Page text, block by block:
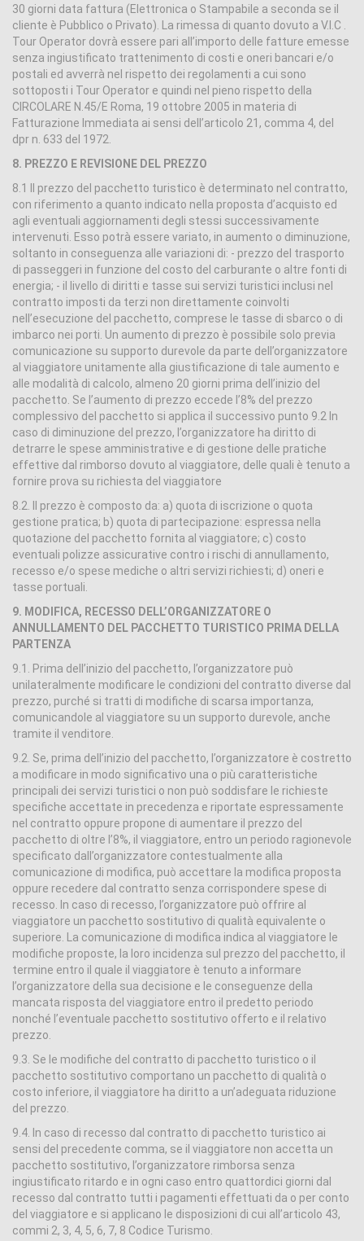
30 giorni data fattura (Elettronica o Stampabile a seconda se il
cliente è Pubblico o Privato). La rimessa di quanto dovuto a V.I.C .
Tour Operator dovrà essere pari all’importo delle fatture emesse
senza ingiustificato trattenimento di costi e oneri bancari e/o
postali ed avverrà nel rispetto dei regolamenti a cui sono
sottoposti i Tour Operator e quindi nel pieno rispetto della
CIRCOLARE N.45/E Roma, 19 ottobre 2005 in materia di
Fatturazione Immediata ai sensi dell’articolo 21, comma 4, del
dpr n. 633 del 1972.
8. PREZZO E REVISIONE DEL PREZZO
8.1 Il prezzo del pacchetto turistico è determinato nel contratto,
con riferimento a quanto indicato nella proposta d’acquisto ed
agli eventuali aggiornamenti degli stessi successivamente
intervenuti. Esso potrà essere variato, in aumento o diminuzione,
soltanto in conseguenza alle variazioni di: - prezzo del trasporto
di passeggeri in funzione del costo del carburante o altre fonti di
energia; - il livello di diritti e tasse sui servizi turistici inclusi nel
contratto imposti da terzi non direttamente coinvolti
nell’esecuzione del pacchetto, comprese le tasse di sbarco o di
imbarco nei porti. Un aumento di prezzo è possibile solo previa
comunicazione su supporto durevole da parte dell’organizzatore
al viaggiatore unitamente alla giustificazione di tale aumento e
alle modalità di calcolo, almeno 20 giorni prima dell’inizio del
pacchetto. Se l’aumento di prezzo eccede l’8% del prezzo
complessivo del pacchetto si applica il successivo punto 9.2 In
caso di diminuzione del prezzo, l’organizzatore ha diritto di
detrarre le spese amministrative e di gestione delle pratiche
effettive dal rimborso dovuto al viaggiatore, delle quali è tenuto a
fornire prova su richiesta del viaggiatore
8.2. Il prezzo è composto da: a) quota di iscrizione o quota
gestione pratica; b) quota di partecipazione: espressa nella
quotazione del pacchetto fornita al viaggiatore; c) costo
eventuali polizze assicurative contro i rischi di annullamento,
recesso e/o spese mediche o altri servizi richiesti; d) oneri e
tasse portuali.
9. MODIFICA, RECESSO DELL’ORGANIZZATORE O
ANNULLAMENTO DEL PACCHETTO TURISTICO PRIMA DELLA
PARTENZA
9.1. Prima dell’inizio del pacchetto, l’organizzatore può
unilateralmente modificare le condizioni del contratto diverse dal
prezzo, purché si tratti di modifiche di scarsa importanza,
comunicandole al viaggiatore su un supporto durevole, anche
tramite il venditore.
9.2. Se, prima dell’inizio del pacchetto, l’organizzatore è costretto
a modificare in modo significativo una o più caratteristiche
principali dei servizi turistici o non può soddisfare le richieste
specifiche accettate in precedenza e riportate espressamente
nel contratto oppure propone di aumentare il prezzo del
pacchetto di oltre l’8%, il viaggiatore, entro un periodo ragionevole
specificato dall’organizzatore contestualmente alla
comunicazione di modifica, può accettare la modifica proposta
oppure recedere dal contratto senza corrispondere spese di
recesso. In caso di recesso, l’organizzatore può offrire al
viaggiatore un pacchetto sostitutivo di qualità equivalente o
superiore. La comunicazione di modifica indica al viaggiatore le
modifiche proposte, la loro incidenza sul prezzo del pacchetto, il
termine entro il quale il viaggiatore è tenuto a informare
l’organizzatore della sua decisione e le conseguenze della
mancata risposta del viaggiatore entro il predetto periodo
nonché l’eventuale pacchetto sostitutivo offerto e il relativo
prezzo.
9.3. Se le modifiche del contratto di pacchetto turistico o il
pacchetto sostitutivo comportano un pacchetto di qualità o
costo inferiore, il viaggiatore ha diritto a un’adeguata riduzione
del prezzo.
9.4. In caso di recesso dal contratto di pacchetto turistico ai
sensi del precedente comma, se il viaggiatore non accetta un
pacchetto sostitutivo, l’organizzatore rimborsa senza
ingiustificato ritardo e in ogni caso entro quattordici giorni dal
recesso dal contratto tutti i pagamenti effettuati da o per conto
del viaggiatore e si applicano le disposizioni di cui all’articolo 43,
commi 2, 3, 4, 5, 6, 7, 8 Codice Turismo.